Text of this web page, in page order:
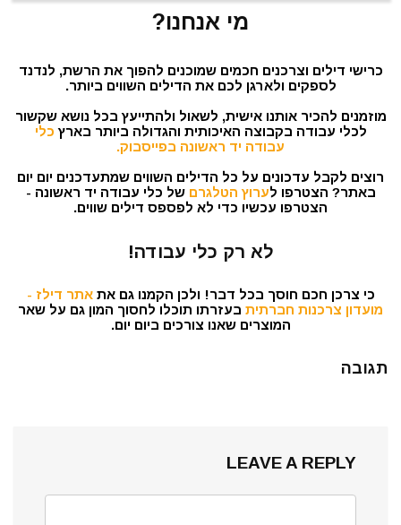
מי אנחנו?
כרישי דילים וצרכנים חכמים שמוכנים להפוך את הרשת, לנדנד
לספקים ולארגן לכם את הדילים השווים ביותר.
מוזמנים להכיר אותנו אישית, לשאול ולהתייעץ בכל נושא שקשור
לכלי עבודה בקבוצה האיכותית והגדולה ביותר בארץ כלי
עבודה יד ראשונה בפייסבוק.
רוצים לקבל עדכונים על כל הדילים השווים שמתעדכנים יום יום
באתר? הצטרפו לערוץ הטלגרם של כלי עבודה יד ראשונה -
הצטרפו עכשיו כדי לא לפספס דילים שווים.
לא רק כלי עבודה!
כי צרכן חכם חוסך בכל דבר! ולכן הקמנו גם אתאתר דילז -
מועדון צרכנות חברתית בעזרתו תוכלו לחסוך המון גם על שאר
המוצרים שאנו צורכים ביום יום.
תגובה
LEAVE A REPLY